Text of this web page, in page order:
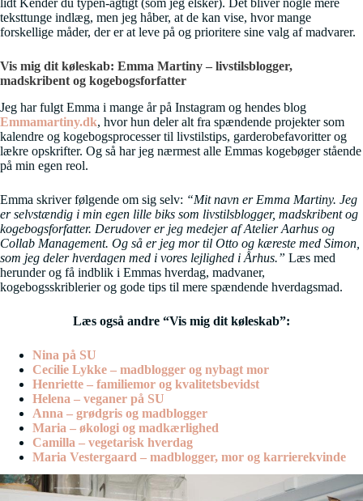
teksttunge indlæg, men jeg håber, at de kan vise, hvor mange
forskellige måder, der er at leve på og prioritere sine valg af madvarer.
Vis mig dit køleskab: Emma Martiny – livstilsblogger,
madskribent og kogebogsforfatter
Jeg har fulgt Emma i mange år på Instagram og hendes blog
Emmamartiny.dk, hvor hun deler alt fra spændende projekter som
kalendre og kogebogsprocesser til livstilstips, garderobefavoritter og
lækre opskrifter. Og så har jeg nærmest alle Emmas kogebøger stående
på min egen reol.
Emma skriver følgende om sig selv: “Mit navn er Emma Martiny. Jeg
er selvstændig i min egen lille biks som livstilsblogger, madskribent og
kogebogsforfatter. Derudover er jeg medejer af Atelier Aarhus og
Collab Management. Og så er jeg mor til Otto og kæreste med Simon,
som jeg deler hverdagen med i vores lejlighed i Århus.” Læs med
herunder og få indblik i Emmas hverdag, madvaner,
kogebogsskriblerier og gode tips til mere spændende hverdagsmad.
Læs også andre “Vis mig dit køleskab”:
Nina på SU
Cecilie Lykke – madblogger og nybagt mor
Henriette – familiemor og kvalitetsbevidst
Helena – veganer på SU
Anna – grødgris og madblogger
Maria – økologi og madkærlighed
Camilla – vegetarisk hverdag
Maria Vestergaard – madblogger, mor og karrierekvinde